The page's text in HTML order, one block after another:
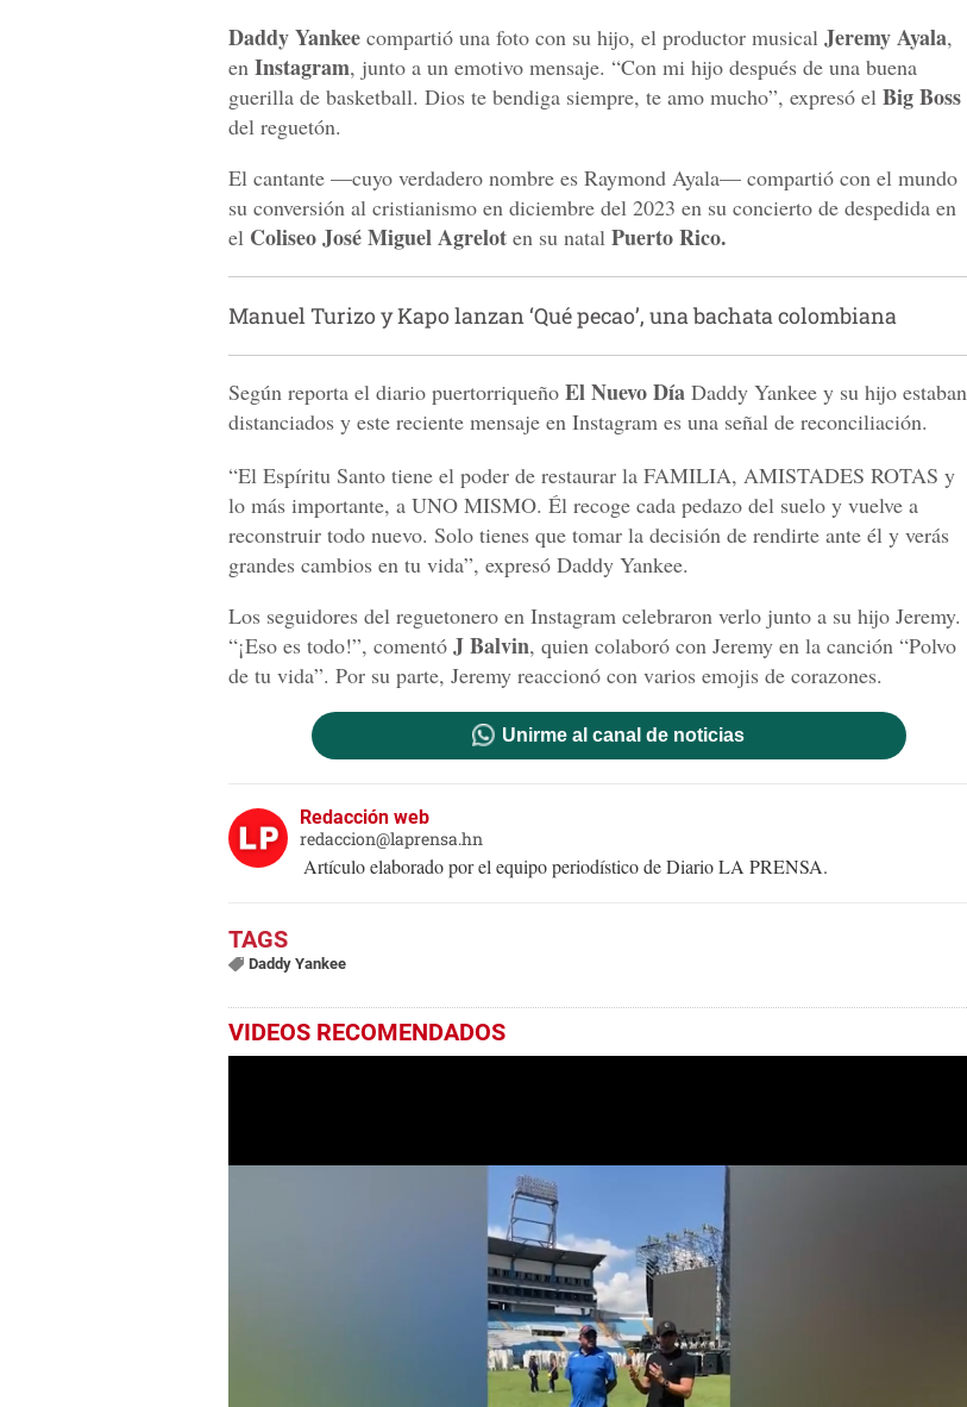
Daddy Yankee compartió una foto con su hijo, el productor musical Jeremy Ayala,
en Instagram, junto a un emotivo mensaje. “Con mi hijo después de una buena
guerilla de basketball. Dios te bendiga siempre, te amo mucho”, expresó el Big Boss
del reguetón.
El cantante —cuyo verdadero nombre es Raymond Ayala— compartió con el mundo
su conversión al cristianismo en diciembre del 2023 en su concierto de despedida en
el Coliseo José Miguel Agrelot en su natal Puerto Rico.
Manuel Turizo y Kapo lanzan ‘Qué pecao’, una bachata colombiana
Según reporta el diario puertorriqueño El Nuevo Día Daddy Yankee y su hijo estaban
distanciados y este reciente mensaje en Instagram es una señal de reconciliación.
“El Espíritu Santo tiene el poder de restaurar la FAMILIA, AMISTADES ROTAS y
lo más importante, a UNO MISMO. Él recoge cada pedazo del suelo y vuelve a
reconstruir todo nuevo. Solo tienes que tomar la decisión de rendirte ante él y verás
grandes cambios en tu vida”, expresó Daddy Yankee.
Los seguidores del reguetonero en Instagram celebraron verlo junto a su hijo Jeremy.
“¡Eso es todo!”, comentó J Balvin, quien colaboró con Jeremy en la canción “Polvo
de tu vida”. Por su parte, Jeremy reaccionó con varios emojis de corazones.
Unirme al canal de noticias
Redacción web
redaccion@laprensa.hn
Artículo elaborado por el equipo periodístico de Diario LA PRENSA.
Daddy Yankee
VIDEOS RECOMENDADOS